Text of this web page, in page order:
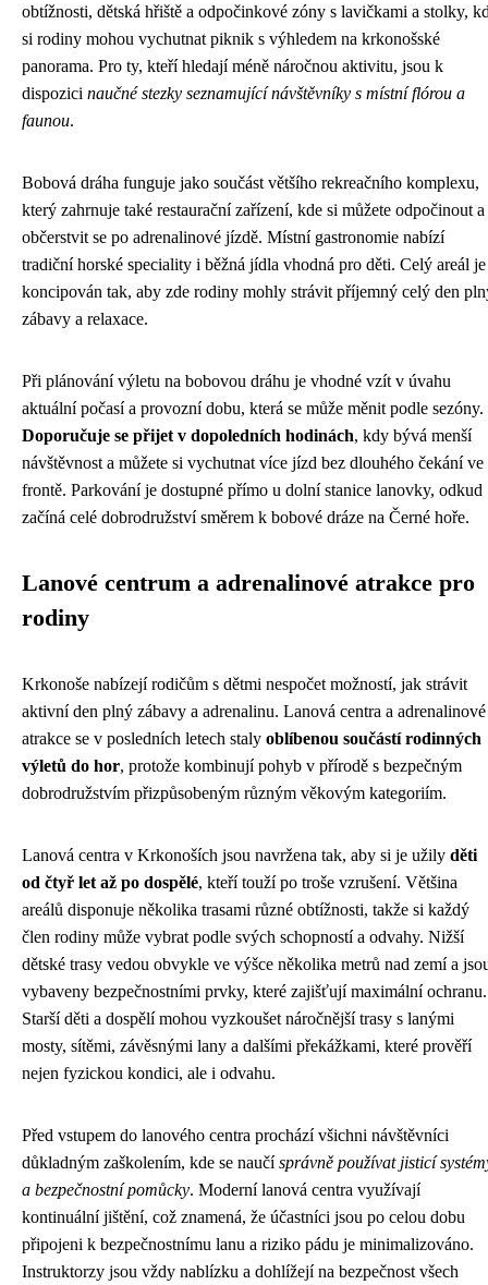
obtížnosti, dětská hřiště a odpočinkové zóny s lavičkami a stolky,
si rodiny mohou vychutnat piknik s výhledem na krkonošské
panorama. Pro ty, kteří hledají méně náročnou aktivitu, jsou k
dispozici naučné stezky seznamující návštěvníky s místní flórou a
faunou.
Bobová dráha funguje jako součást většího rekreačního komplexu,
který zahrnuje také restaurační zařízení, kde si můžete odpočinout a
občerstvit se po adrenalinové jízdě. Místní gastronomie nabízí
tradiční horské speciality i běžná jídla vhodná pro děti. Celý areál je
koncipován tak, aby zde rodiny mohly strávit příjemný celý den
zábavy a relaxace.
Při plánování výletu na bobovou dráhu je vhodné vzít v úvahu
aktuální počasí a provozní dobu, která se může měnit podle sezóny.
Doporučuje se přijet v dopoledních hodinách, kdy bývá menší
návštěvnost a můžete si vychutnat více jízd bez dlouhého čekání ve
frontě. Parkování je dostupné přímo u dolní stanice lanovky, odkud
začíná celé dobrodružství směrem k bobové dráze na Černé hoře.
Lanové centrum a adrenalinové atrakce pro
rodiny
Krkonoše nabízejí rodičům s dětmi nespočet možností, jak strávit
aktivní den plný zábavy a adrenalinu. Lanová centra a adrenalinové
atrakce se v posledních letech staly oblíbenou součástí rodinných
výletů do hor, protože kombinují pohyb v přírodě s bezpečným
dobrodružstvím přizpůsobeným různým věkovým kategoriím.
Lanová centra v Krkonoších jsou navržena tak, aby si je užily děti
od čtyř let až po dospělé, kteří touží po troše vzrušení. Většina
areálů disponuje několika trasami různé obtížnosti, takže si každý
člen rodiny může vybrat podle svých schopností a odvahy. Nižší
dětské trasy vedou obvykle ve výšce několika metrů nad zemí a
vybaveny bezpečnostními prvky, které zajišťují maximální ochranu.
Starší děti a dospělí mohou vyzkoušet náročnější trasy s lanými
mosty, sítěmi, závěsnými lany a dalšími překážkami, které prověří
nejen fyzickou kondici, ale i odvahu.
Před vstupem do lanového centra prochází všichni návštěvníci
důkladným zaškolením, kde se naučísprávně používat jisticí
a bezpečnostní pomůcky. Moderní lanová centra využívají
kontinuální jištění, což znamená, že účastníci jsou po celou dobu
připojeni k bezpečnostnímu lanu a riziko pádu je minimalizováno.
Instruktorzy jsou vždy nablízku a dohlížejí na bezpečnost všech